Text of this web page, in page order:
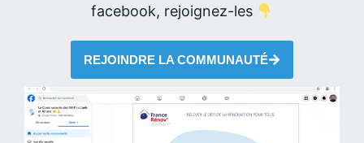
facebook, rejoignez-les
REJOINDRE LA COMMUNAUTÉ